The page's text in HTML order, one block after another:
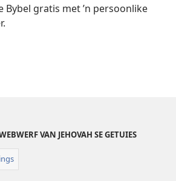
Bybel gratis met ’n persoonlike
VAN JEHOVAH SE GETUIES